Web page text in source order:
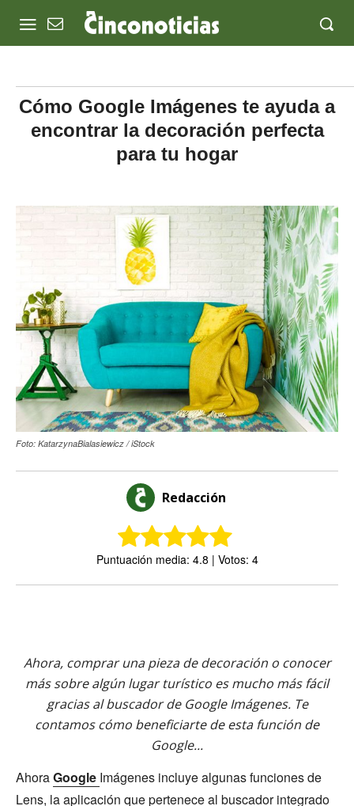
Cómo Google Imágenes te ayuda a
encontrar la decoración perfecta
para tu hogar
Foto: KatarzynaBialasiewicz / iStock
Redacción
Puntuación media: 4.8 | Votos: 4
Ahora, comprar una pieza de decoración o conocer
más sobre algún lugar turístico es mucho más fácil
gracias al buscador de Google Imágenes. Te
contamos cómo beneficiarte de esta función de
Google...
AhoraGoogle Imágenes incluye algunas funciones de
Lens, la aplicación que pertenece al buscador integrado